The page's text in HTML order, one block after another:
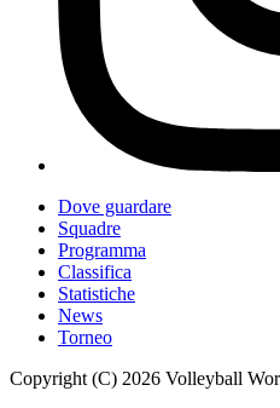
Dove guardare
Squadre
Programma
Classifica
Statistiche
News
Torneo
Copyright (C) 2026 Volleyball